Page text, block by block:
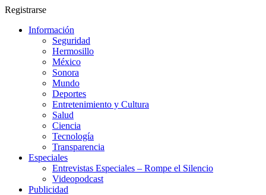
Registrarse
Información
Seguridad
Hermosillo
México
Sonora
Mundo
Deportes
Entretenimiento y Cultura
Salud
Ciencia
Tecnología
Transparencia
Especiales
Entrevistas Especiales – Rompe el Silencio
Videopodcast
Publicidad